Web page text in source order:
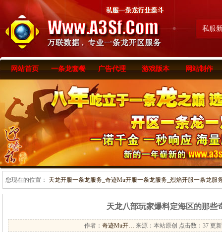
私服
网站首页 一条龙套餐 广告代理 游戏版本 网站制作
您现在的位置： 天龙开服一条龙服务_奇迹Mu开服一条龙服务_烈焰开服一条龙服
天龙八部玩家爆料定海区的那些
作者： 奇迹Mu开… 来源：本站原创 点击数： 37 更